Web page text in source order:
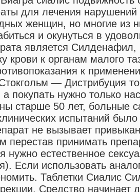
для лечения нарушений
женщин, но многие из
и окунуться в
является Силденафил,
крови к органам малого
к
— Дистрибуция
а покупать нужно только
старше 50 лет, больные
испытаний было
не вызывает
перестав принимать
нужно естественное
Если использовать
Таблетки Сиалис
Средство начинает